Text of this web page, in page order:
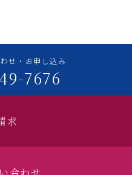
せ・お申し込み
7676
求
合わせ